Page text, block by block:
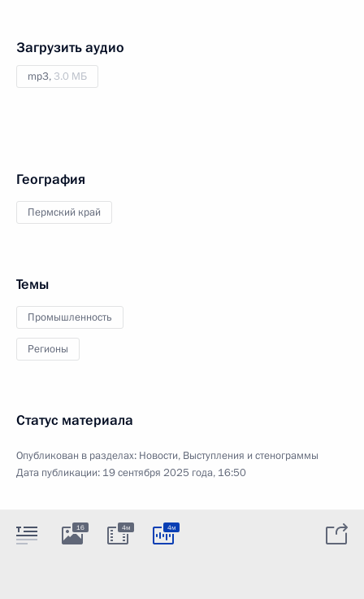
Загрузить аудио
mp3, 3.0 МБ
География
Пермский край
Темы
Промышленность
Регионы
Статус материала
Опубликован в разделах: Новости, Выступления и стенограммы
Дата публикации: 19 сентября 2025 года, 16:50
16 4м 4м